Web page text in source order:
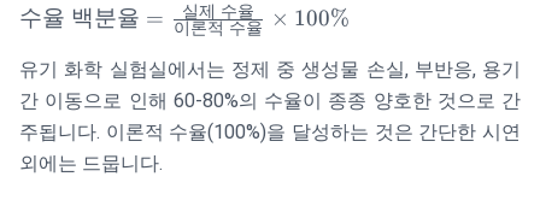
\text{수율 백
\frac{\text{실
제 수율}}
{\text{이론적
수율}} \times
수율 백분율 = 이론적 수율
실제 수율 × 100%
유기 화학 실험실에서는 정제 중 생성물 손실, 부반응, 용기
간 이동으로 인해 60-80%의 수율이 종종 양호한 것으로 간
주됩니다. 이론적 수율(100%)을 달성하는 것은 간단한 시연
외에는 드뭅니다.